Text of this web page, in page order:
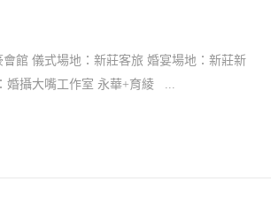
會館 儀式場地：新莊客旅 婚宴場地：新莊新
婚攝大嘴工作室 永華+育綾 ...